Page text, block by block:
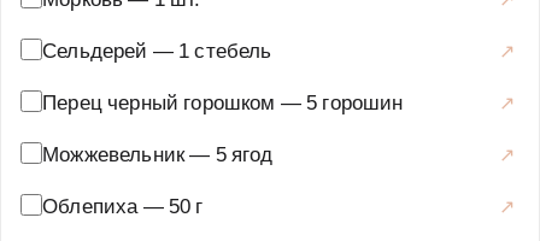
насыщенным. Можжевельник добавляется в виде
сушеных ягод или веточек, которые предварительно
используют в свежем или замороженном виде,
добавляя её в конце приготовления, чтобы сохранить
витамины и яркий вкус. Бульон варят на медленном
огне около 40-50 минут, снимая пену для прозрачности.
Сельдерей — 1 стебель
Перец черный горошком — 5 горошин
Можжевельник— 5 ягод
Облепиха — 50 г